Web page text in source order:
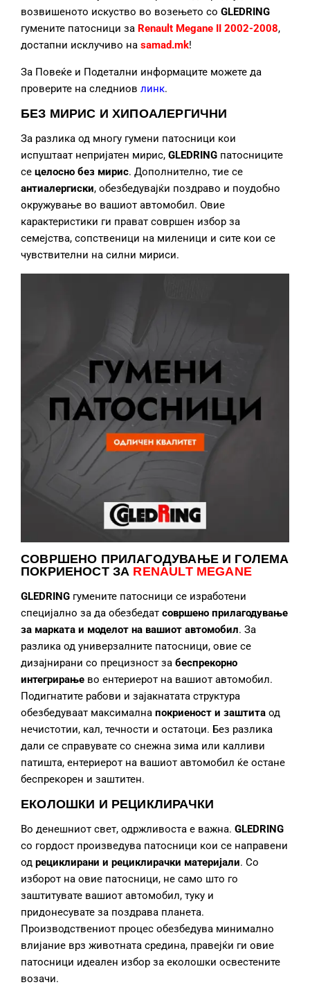
возвишеното искуство во возењето со GLEDRING
гумените патосници за Renault Megane II 2002-2008,
достапни исклучиво на samad.mk!
За Повеќе и Подетални информаците можете да
проверите на следниов линк.
БЕЗ МИРИС И ХИПОАЛЕРГИЧНИ
За разлика од многу гумени патосници кои
испуштаат непријатен мирис, GLEDRING патосниците
се целосно без мирис. Дополнително, тие се
антиалергиски, обезбедувајќи поздраво и поудобно
окружување во вашиот автомобил. Овие
карактеристики ги прават совршен избор за
семејства, сопственици на миленици и сите кои се
чувствителни на силни мириси.
СОВРШЕНО ПРИЛАГОДУВАЊЕ И ГОЛЕМА
ПОКРИЕНОСТ ЗА RENAULT MEGANE
GLEDRING гумените патосници се изработени
специјално за да обезбедат совршено прилагодување
за марката и моделот на вашиот автомобил. За
разлика од универзалните патосници, овие се
дизајнирани со прецизност за беспрекорно
интегрирање во ентериерот на вашиот автомобил.
Подигнатите рабови и зајакнатата структура
обезбедуваат максимална покриеност и заштита од
нечистотии, кал, течности и остатоци. Без разлика
дали се справувате со снежна зима или калливи
патишта, ентериерот на вашиот автомобил ќе остане
беспрекорен и заштитен.
ЕКОЛОШКИ И РЕЦИКЛИРАЧКИ
Во денешниот свет, одржливоста е важна. GLEDRING
со гордост произведува патосници кои се направени
од рециклирани и рециклирачки материјали. Со
изборот на овие патосници, не само што го
заштитувате вашиот автомобил, туку и
придонесувате за поздрава планета.
Производствениот процес обезбедува минимално
влијание врз животната средина, правејќи ги овие
патосници идеален избор за еколошки освестените
возачи.